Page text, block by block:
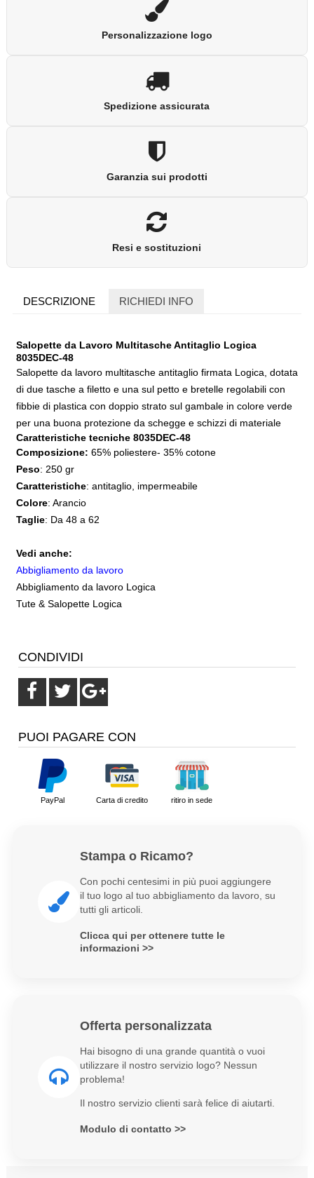
Personalizzazione logo
Spedizione assicurata
Garanzia sui prodotti
Resi e sostituzioni
DESCRIZIONE RICHIEDI INFO
Salopette da Lavoro Multitasche Antitaglio Logica
8035DEC-48
Salopette da lavoro multitasche antitaglio firmata Logica, dotata
di due tasche a filetto e una sul petto e bretelle regolabili con
fibbie di plastica con doppio strato sul gambale in colore verde
per una buona protezione da schegge e schizzi di materiale
Caratteristiche tecniche 8035DEC-48
Composizione: 65% poliestere- 35% cotone
Peso: 250 gr
Caratteristiche: antitaglio, impermeabile
Colore: Arancio
Taglie: Da 48 a 62
Vedi anche:
Abbigliamento da lavoro
Abbigliamento da lavoro Logica
Tute & Salopette Logica
CONDIVIDI
PUOI PAGARE CON
PayPal Carta di credito ritiro in sede
Stampa o Ricamo?
Con pochi centesimi in più puoi aggiungere
il tuo logo al tuo abbigliamento da lavoro, su
tutti gli articoli.
Clicca qui per ottenere tutte le
informazioni >>
Offerta personalizzata
Hai bisogno di una grande quantità o vuoi
utilizzare il nostro servizio logo? Nessun
problema!
Il nostro servizio clienti sarà felice di aiutarti.
Modulo di contatto >>